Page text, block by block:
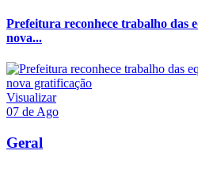
Prefeitura reconhece trabalho das
nova...
Visualizar
07 de Ago
Geral